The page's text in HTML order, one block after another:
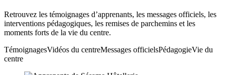
Retrouvez les témoignages d’apprenants, les messages officiels, les
interventions pédagogiques, les remises de parchemins et les
moments forts de la vie du centre.
TémoignagesVidéos du centreMessages officielsPédagogieVie du
centre